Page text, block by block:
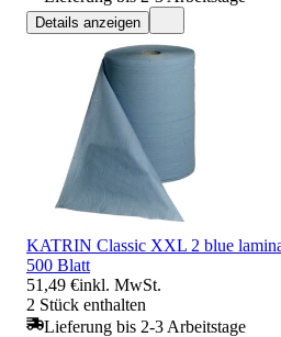
Details anzeigen
KATRIN Classic XXL 2 blue
500 Blatt
51,49 €inkl. MwSt.
2 Stück enthalten
Lieferung bis 2-3 Arbeitstage